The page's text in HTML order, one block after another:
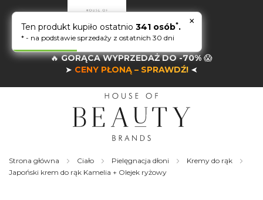
🔥GORĄCA WYPRZEDAŻ DO -70%😱
➤ CENY PŁONĄ – SPRAWDŹ! ➤
Strona główna Ciało Pielęgnacja dłoni
Kremy do rąk
Japoński krem do rąk Kamelia + Olejek ryżowy
×
Ten produkt kupiło ostatnio 341 osób*.
* - na podstawie sprzedaży z ostatnich 30 dni